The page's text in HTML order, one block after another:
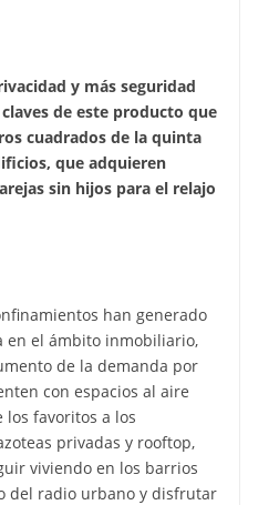
y más seguridad
de este producto que
cuadrados de la quinta
que adquieren
sin hijos para el relajo
han generado
en el ámbito inmobiliario,
de la demanda por
con espacios al aire
favoritos a los
privadas y rooftop,
viviendo en los barrios
del radio urbano y disfrutar